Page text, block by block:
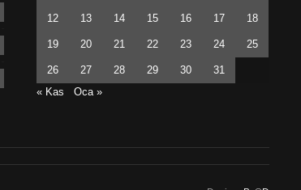
12 13 14 15 16 17 18
19 20 21 22 23 24 25
26 27 28 29 30
31
« Kas
Oca »